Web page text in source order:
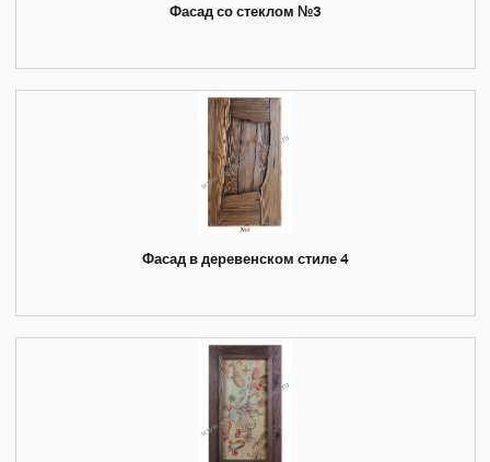
Фасад со стеклом №3
Фасад в деревенском стиле 4